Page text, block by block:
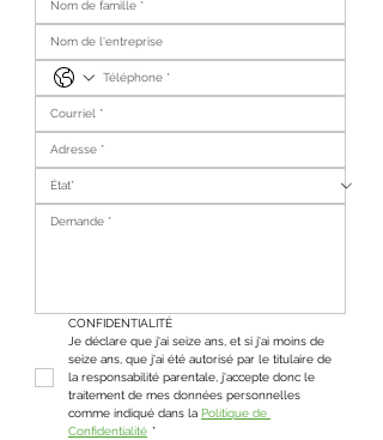
CONFIDENTIALITÉ
Je déclare que j'ai seize ans, et si j'ai moins de
seize ans, que j'ai été autorisé par le titulaire de
la responsabilité parentale, j'accepte donc le
traitement de mes données personnelles
comme indiqué dans la Politique de
Confidentialité *